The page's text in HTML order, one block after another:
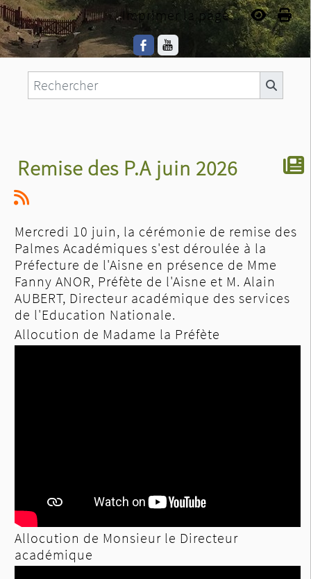
Imprimer la page...
Remise des P.A juin 2026
Mercredi 10 juin, la cérémonie de remise des
Palmes Académiques s'est déroulée à la
Préfecture de l'Aisne en présence de Mme
Fanny ANOR, Préfète de l'Aisne et M. Alain
AUBERT, Directeur académique des services
de l'Education Nationale.
Allocution de Madame la Préfète
Allocution de Monsieur le Directeur
académique